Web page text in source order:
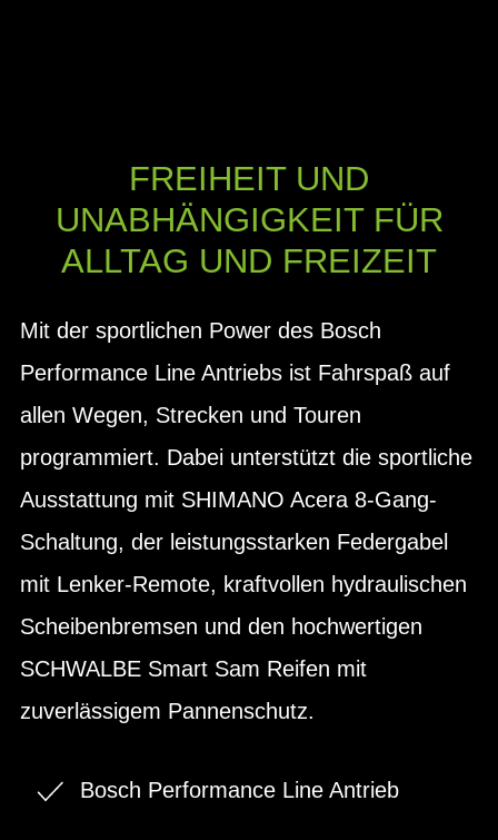
FREIHEIT UND
UNABHÄNGIGKEIT FÜR
ALLTAG UND FREIZEIT
Mit der sportlichen Power des Bosch
Performance Line Antriebs ist Fahrspaß auf
allen Wegen, Strecken und Touren
programmiert. Dabei unterstützt die sportliche
Ausstattung mit SHIMANO Acera 8-Gang-
Schaltung, der leistungsstarken Federgabel
mit Lenker-Remote, kraftvollen hydraulischen
Scheibenbremsen und den hochwertigen
SCHWALBE Smart Sam Reifen mit
zuverlässigem Pannenschutz.
Bosch Performance Line Antrieb